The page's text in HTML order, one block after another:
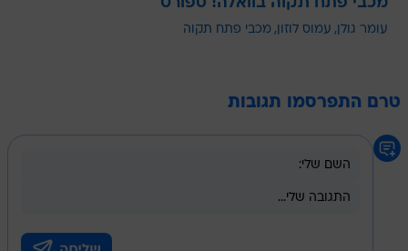
עומר גולן עמוס לוזון מכבי פתח תקוה
טרם התפרסמו תגובות